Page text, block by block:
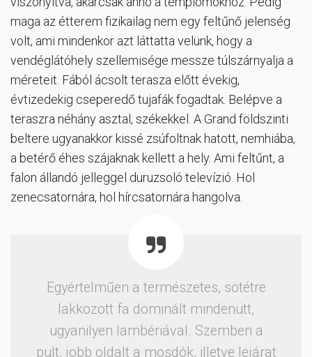
maga az étterem fizikailag nem egy feltűnő jelenség
volt, ami mindenkor azt láttatta velünk, hogy a
vendéglátóhely szellemisége messze túlszárnyalja a
méreteit. Fából ácsolt terasza előtt évekig,
évtizedekig cseperedő tujafák fogadtak. Belépve a
teraszra néhány asztal, székekkel. A Grand földszinti
beltere ugyanakkor kissé zsúfoltnak hatott, nemhiába,
a betérő éhes szájaknak kellett a hely. Ami feltűnt, a
falon állandó jelleggel duruzsoló televízió. Hol
zenecsatornára, hol hírcsatornára hangolva.
Egyértelműen a természetes, sötétre
lakkozott fa dominált mindenütt,
ugyanilyen lambériával. Szemben a
pult, jobb oldalt a mosdók, illetve lejárat